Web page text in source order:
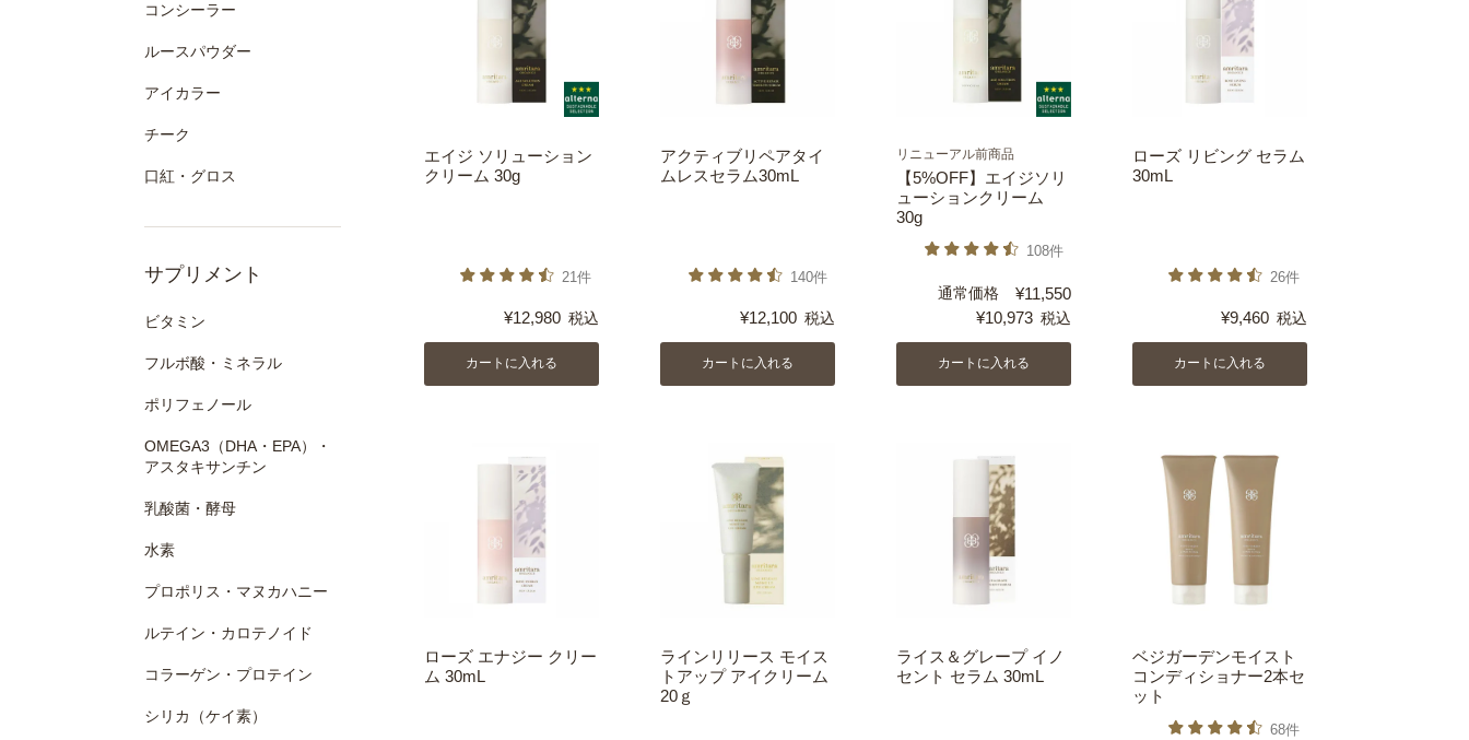
コンシーラー
ルースパウダー
アイカラー
チーク
口紅・グロス
サプリメント
ビタミン
フルボ酸・ミネラル
ポリフェノール
OMEGA3（DHA・EPA）・
アスタキサンチン
乳酸菌・酵母
水素
プロポリス・マヌカハニー
ルテイン・カロテノイド
コラーゲン・プロテイン
シリカ（ケイ素）
エイジ ソリューション
クリーム 30g
21件
¥12,980 税込
カートに入れる
アクティブリペアタイ
ムレスセラム30mL
140件
¥12,100 税込
カートに入れる
リニューアル前商品
【5%OFF】エイジソリ
ューションクリーム
30g
108件
通常価格 ¥11,550
¥10,973 税込
カートに入れる
ローズ リビング セラム
30mL
26件
¥9,460 税込
カートに入れる
ローズ エナジー クリー
ム 30mL
ラインリリース モイス
トアップ アイクリーム
20ｇ
ライス＆グレープ イノ
セント セラム 30mL
ベジガーデンモイスト
コンディショナー2本セ
ット
68件